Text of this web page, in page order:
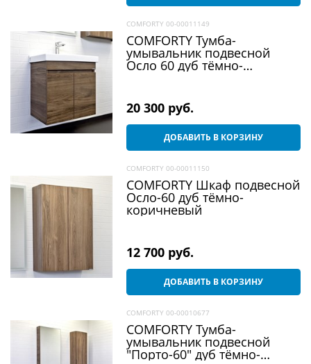
COMFORTY 00-00011149
COMFORTY Тумба-
умывальник подвесной
Осло 60 дуб тёмно-
20 300 руб.
ДОБАВИТЬ В КОРЗИНУ
COMFORTY 00-00011150
COMFORTY Шкаф подвесной
Осло-60 дуб тёмно-
коричневый
12 700 руб.
ДОБАВИТЬ В КОРЗИНУ
COMFORTY 00-00010677
COMFORTY Тумба-
умывальник подвесной
"Порто-60" дуб тёмно-